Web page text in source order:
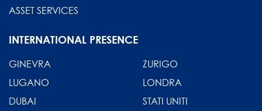
ASSET SERVICES
INTERNATIONAL PRESENCE
GINEVRA
ZURIGO
LUGANO
LONDRA
DUBAI
STATI UNITI